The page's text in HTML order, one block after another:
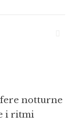
notturne
i ritmi